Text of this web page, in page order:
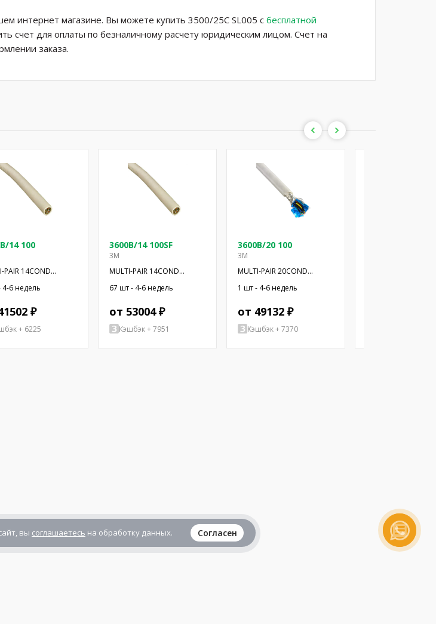
интернет магазине. Вы можете купить 3500/25C SL005 сбесплатной
счет для оплаты по безналичному расчету юридическим лицом. Счет на
заказа.
14 100
PAIR 14COND
100'
4-6 недель
₽
+ 6225
3600B/14 100SF
3M
MULTI-PAIR 14COND
28AWG 100'
67 шт - 4-6 недель
от 53004 ₽
Кэшбэк + 7951
3600B/20 100
3M
MULTI-PAIR 20COND
28AWG 100'
1 шт - 4-6 недель
от 49132 ₽
Кэшбэк + 7370
вы соглашаетесь на обработку данных. Согласен